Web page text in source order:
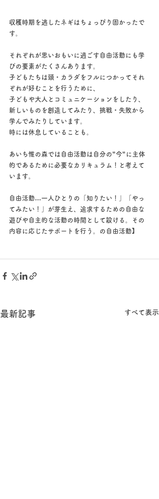
収穫時期を逃したネギはちょっぴり固かったで
す。
それぞれが思いおもいに過ごす自由活動にも学
びの要素がたくさんあります。
子どもたちは頭・カラダをフルにつかってそれ
ぞれが好むことを行うために、
子どもや大人とコミュニケーションをしたり、
新しいものを創造してみたり、挑戦・失敗から
学んでみたりしています。
時には休息していることも。
あいち惟の森では自由活動は自分の“今“に主体
的であるために必要なカリキュラム！と考えて
います。
自由活動…一人ひとりの「知りたい！」「やっ
てみたい！」が芽生え、追求するための自由な
遊びや自主的な活動の時間として設ける。その
内容に応じたサポートを行う。の自由活動】
最新記事 すべて表示